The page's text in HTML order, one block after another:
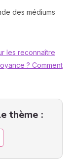
des médiums
les reconnaître
? Comment
thème :